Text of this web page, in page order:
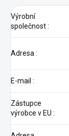
Výrobní
společnost:
Adresa :
E-mail :
Zástupce
výrobce v EU :